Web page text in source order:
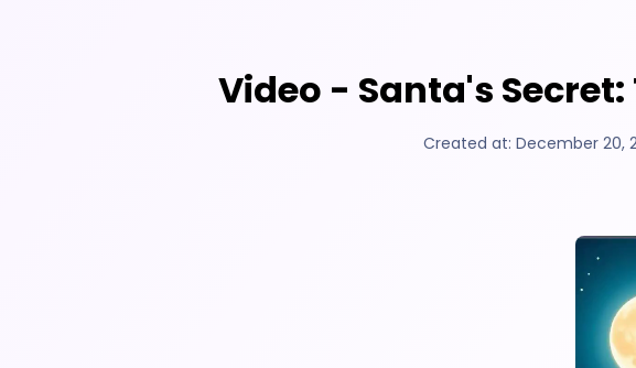
Video - Santa's
Created at: December 20,